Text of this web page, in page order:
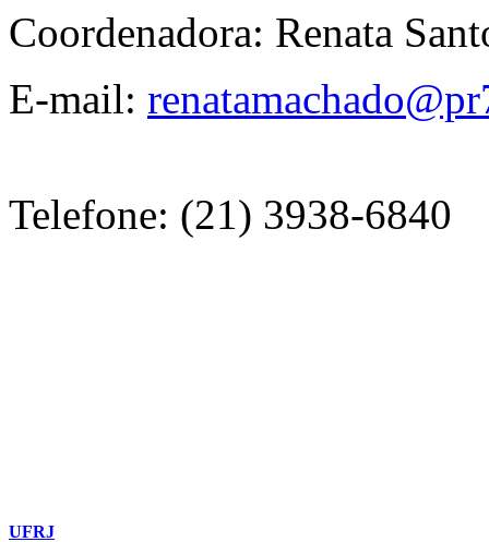
Coordenadora: Renata
E-mail:
Telefone: (21) 3938-6840
UFRJ